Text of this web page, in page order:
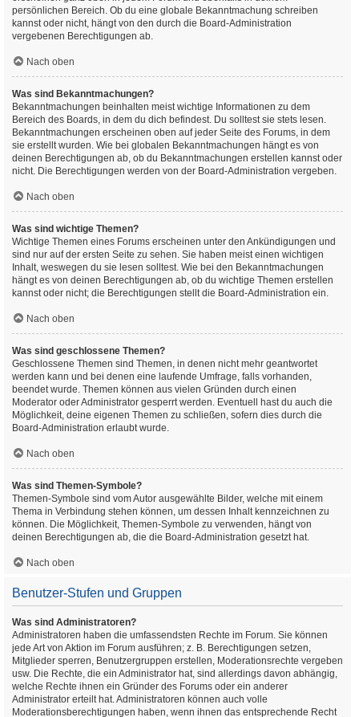
persönlichen Bereich. Ob du eine globale Bekanntmachung schreiben
kannst oder nicht, hängt von den durch die Board-Administration
vergebenen Berechtigungen ab.
Nach oben
Was sind Bekanntmachungen?
Bekanntmachungen beinhalten meist wichtige Informationen zu dem
Bereich des Boards, in dem du dich befindest. Du solltest sie stets lesen.
Bekanntmachungen erscheinen oben auf jeder Seite des Forums, in dem
sie erstellt wurden. Wie bei globalen Bekanntmachungen hängt es von
deinen Berechtigungen ab, ob du Bekanntmachungen erstellen kannst oder
nicht. Die Berechtigungen werden von der Board-Administration vergeben.
Nach oben
Was sind wichtige Themen?
Wichtige Themen eines Forums erscheinen unter den Ankündigungen und
sind nur auf der ersten Seite zu sehen. Sie haben meist einen wichtigen
Inhalt, weswegen du sie lesen solltest. Wie bei den Bekanntmachungen
hängt es von deinen Berechtigungen ab, ob du wichtige Themen erstellen
kannst oder nicht; die Berechtigungen stellt die Board-Administration ein.
Nach oben
Was sind geschlossene Themen?
Geschlossene Themen sind Themen, in denen nicht mehr geantwortet
werden kann und bei denen eine laufende Umfrage, falls vorhanden,
beendet wurde. Themen können aus vielen Gründen durch einen
Moderator oder Administrator gesperrt werden. Eventuell hast du auch die
Möglichkeit, deine eigenen Themen zu schließen, sofern dies durch die
Board-Administration erlaubt wurde.
Nach oben
Was sind Themen-Symbole?
Themen-Symbole sind vom Autor ausgewählte Bilder, welche mit einem
Thema in Verbindung stehen können, um dessen Inhalt kennzeichnen zu
können. Die Möglichkeit, Themen-Symbole zu verwenden, hängt von
deinen Berechtigungen ab, die die Board-Administration gesetzt hat.
Nach oben
Benutzer-Stufen und Gruppen
Was sind Administratoren?
Administratoren haben die umfassendsten Rechte im Forum. Sie können
jede Art von Aktion im Forum ausführen; z. B. Berechtigungen setzen,
Mitglieder sperren, Benutzergruppen erstellen, Moderationsrechte vergeben
usw. Die Rechte, die ein Administrator hat, sind allerdings davon abhängig,
welche Rechte ihnen ein Gründer des Forums oder ein anderer
Administrator erteilt hat. Administratoren können auch volle
Moderationsberechtigungen haben, wenn ihnen das entsprechende Recht